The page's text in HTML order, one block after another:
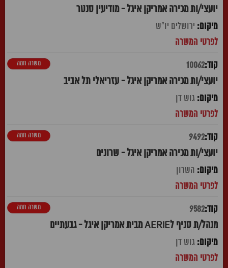
יועצי/ות מכירה אמריקן איגל - מודיעין סנטר
ירושלים יו"ש
10062
יועצי/ות מכירה אמריקן איגל - עזריאלי תל אביב
משרה חמה
גוש דן
9492
יועצי/ות מכירה אמריקן איגל - שרונים
משרה חמה
השרון
9582
מנהל/ת סניף לAERIE מבית אמריקן איגל - גבעתיים
משרה חמה
גוש דן